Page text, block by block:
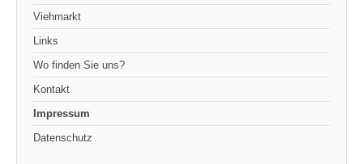
Viehmarkt
Links
Wo finden Sie uns?
Kontakt
Impressum
Datenschutz